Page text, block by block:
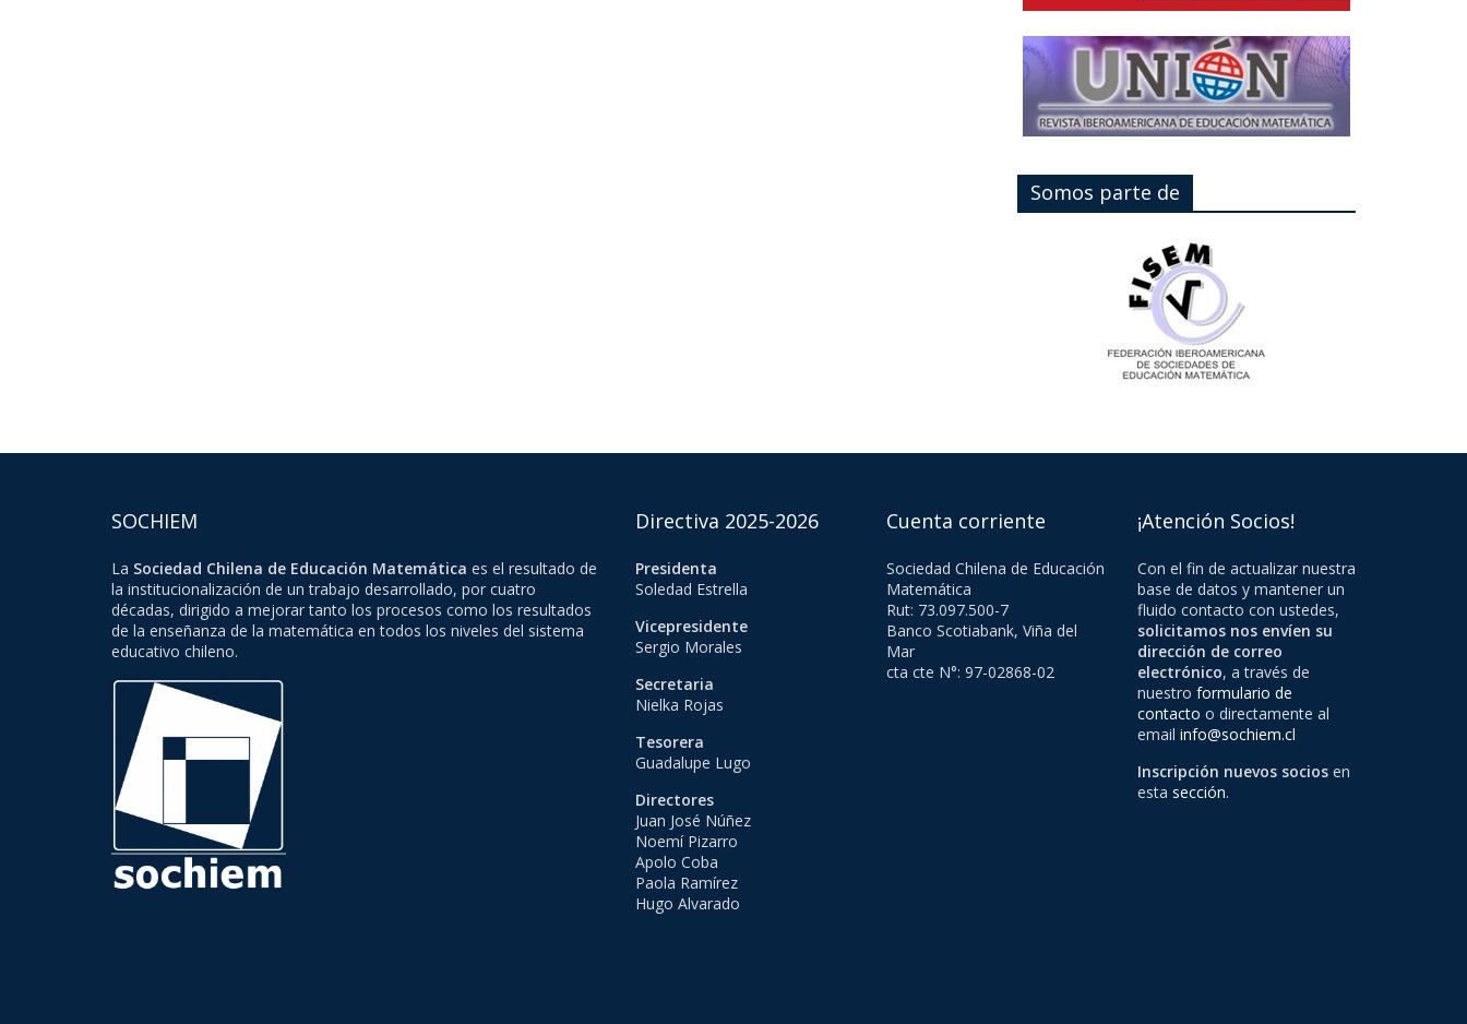
Somos parte de
SOCHIEM
La Sociedad Chilena de Educación Matemática es el resultado de
la institucionalización de un trabajo desarrollado, por cuatro
décadas, dirigido a mejorar tanto los procesos como los resultados
de la enseñanza de la matemática en todos los niveles del sistema
educativo chileno.
Directiva 2025-2026
Presidenta
Soledad Estrella
Vicepresidente
Sergio Morales
Secretaria
Nielka Rojas
Tesorera
Guadalupe Lugo
Directores
Juan José Núñez
Noemí Pizarro
Apolo Coba
Paola Ramírez
Hugo Alvarado
Cuenta corriente
Sociedad Chilena de Educación
Matemática
Rut: 73.097.500-7
Banco Scotiabank, Viña del
Mar
cta cte N°: 97-02868-02
¡Atención Socios!
Con el fin de actualizar nuestra
base de datos y mantener un
fluido contacto con ustedes,
solicitamos nos envíen su
dirección de correo
electrónico, a través de
nuestro formulario de
contacto o directamente al
email info@sochiem.cl
Inscripción nuevos socios en
esta sección.